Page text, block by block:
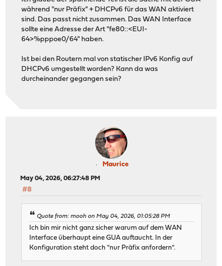
während "nur Präfix" + DHCPv6 für das WAN aktiviert
sind. Das passt nicht zusammen. Das WAN Interface
sollte eine Adresse der Art "fe80::<EUI-
64>%pppoe0/64" haben.
Ist bei den Routern mal von statischer IPv6 Konfig auf
DHCPv6 umgestellt worden? Kann da was
durcheinander gegangen sein?
Maurice
May 04, 2026, 06:27:48 PM
#8
Quote from: mooh on May 04, 2026, 01:05:28 PM
Ich bin mir nicht ganz sicher warum auf dem WAN
Interface überhaupt eine GUA auftaucht. In der
Konfiguration steht doch "nur Präfix anfordern".